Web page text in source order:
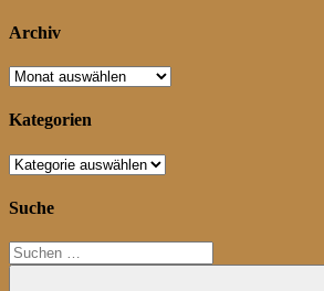
Archiv
Archiv
Kategorien
Kategorien
Suche
Suchen
nach: